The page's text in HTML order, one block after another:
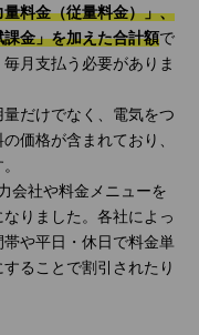
料金（従量料金）」、
金」を加えた合計額で
月支払う必要がありま
だけでなく、電気をつ
価格が含まれており、
会社や料金メニューを
りました。各社によっ
や平日・休日で料金単
ることで割引されたり